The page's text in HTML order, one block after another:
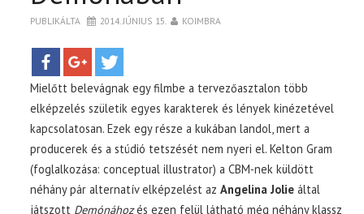
PUBLIKÁLTA 2014. JÚNIUS 15. KOIMBRA
Mielőtt belevágnak egy filmbe a tervezőasztalon több
elképzelés születik egyes karakterek és lények kinézetével
kapcsolatosan. Ezek egy része a kukában landol, mert a
producerek és a stúdió tetszését nem nyeri el. Kelton Gram
(foglalkozása: conceptual illustrator) a CBM-nek küldött
néhány pár alternatív elképzelést azAngelina Jolie által
játszott Demónáhozés ezen felül látható még néhány klassz